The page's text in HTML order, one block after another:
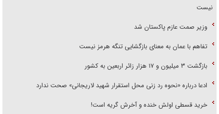
نیست
وزیر صمت عازم پاکستان شد
تفاهم با عمان به معنای بازگشایی تنگه هرمز نیست
بازگشت ۳ میلیون و ۱۷ هزار زائر اربعین به کشور
ادعا درباره «نحوه رد زنی محل استقرار شهید لاریجانی» صحت ندارد
خرید قسطی اولش خنده و آخرش گریه است!